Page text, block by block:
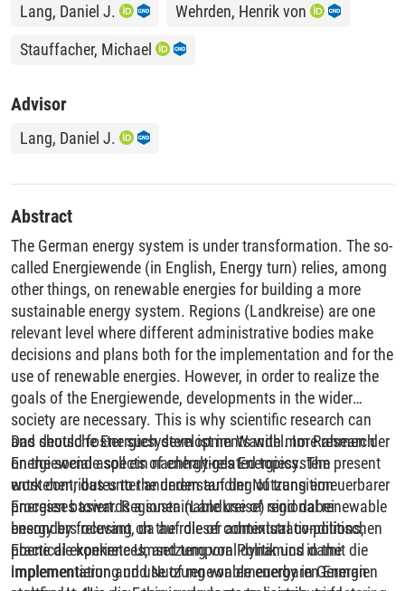
Lang, Daniel J.
Wehrden, Henrik von
Stauffacher, Michael
Advisor
Lang, Daniel J.
Abstract
The German energy system is under transformation. The so-
called Energiewende (in English, Energy turn) relies, among
other things, on renewable energies for building a more
sustainable energy system. Regions (Landkreise) are one
relevant level where different administrative bodies make
decisions and plans both for the implementation and for the
use of renewable energies. However, in order to realize the
goals of the Energiewende, developments in the wider
society are necessary. This is why scientific research can
and should foster such developments with more research
on the social aspects of energy-related topics. The present
work contributes to the understanding of transition
processes towards a sustainable use of regional renewable
energy by focusing on the role of contextual conditions,
practical experiences, and temporal dynamics in the
implementation and use of renewable energy in German
Das deutsche Energiesystem ist im Wandel. Im Rahmen der
Energiewende soll ein nachhaltiges Energiesystem
entstehen, das unter anderem auf der Nutzung erneuerbarer
Energien basiert. Regionen (Landkreise) sind dabei
besonders relevant, da auf dieser administrativ-politischen
Ebene die konkrete Umsetzung von Politik und damit die
Implementierung und Nutzung von erneuerbaren Energien